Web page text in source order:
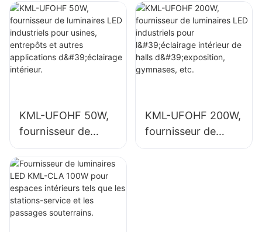
industriels pour
usines, entrepôts
et autres
applications
d'éclairage
industriels pour
l'éclairage intérieur
des usines,
gymnases, etc.
KML-UFOHF 50W,
fournisseur de
luminaires LED
industriels pour
usines, entrepôts
et autres
applications
KML-UFOHF 200W,
fournisseur de
luminaires LED